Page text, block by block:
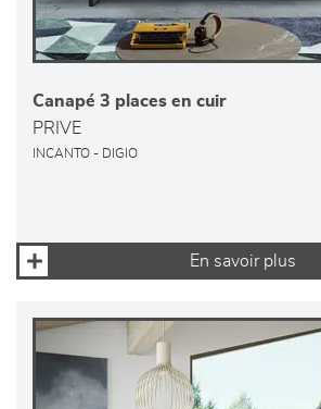
Canapé 3 places en cuir
PRIVE
INCANTO - DIGIO
En savoir plus